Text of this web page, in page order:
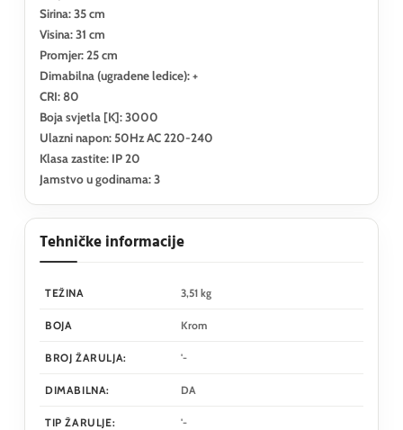
Sirina: 35 cm
Visina: 31 cm
Promjer: 25 cm
Dimabilna (ugradene ledice): +
CRI: 80
Boja svjetla [K]: 3000
Ulazni napon: 50Hz AC 220-240
Klasa zastite: IP 20
Jamstvo u godinama: 3
Tehničke informacije
TEŽINA 3,51 kg
BOJA Krom
BROJ ŽARULJA: '-
DIMABILNA: DA
TIP ŽARULJE: '-